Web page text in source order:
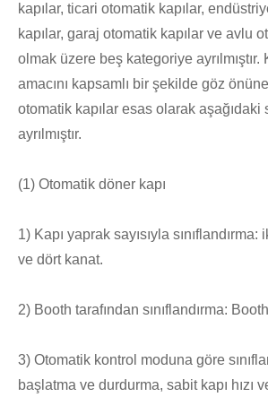
kapılar, ticari otomatik kapılar,
kapılar, garaj otomatik kapılar ve avlu
olmak üzere beş kategoriye ayrılmıştır.
amacını kapsamlı bir şekilde göz önüne
otomatik kapılar esas olarak
ayrılmıştır.
(1) Otomatik döner kapı
1) Kapı yaprak sayısıyla
ve dört kanat.
2) Booth tarafından sınıflandırma:
3) Otomatik kontrol moduna göre
başlatma ve durdurma, sabit kapı hızı